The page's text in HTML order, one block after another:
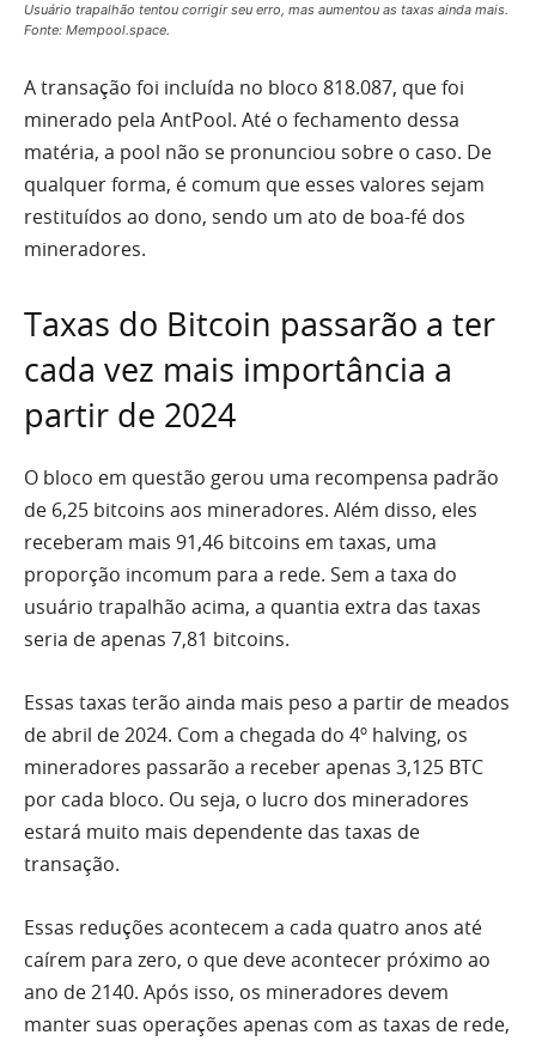
Usuário trapalhão tentou corrigir seu erro, mas aumentou as taxas ainda mais.
Fonte: Mempool.space.
A transação foi incluída no bloco 818.087, que foi
minerado pela AntPool. Até o fechamento dessa
matéria, a pool não se pronunciou sobre o caso. De
qualquer forma, é comum que esses valores sejam
restituídos ao dono, sendo um ato de boa-fé dos
mineradores.
Taxas do Bitcoin passarão a ter
cada vez mais importância a
partir de 2024
O bloco em questão gerou uma recompensa padrão
de 6,25 bitcoins aos mineradores. Além disso, eles
receberam mais 91,46 bitcoins em taxas, uma
proporção incomum para a rede. Sem a taxa do
usuário trapalhão acima, a quantia extra das taxas
seria de apenas 7,81 bitcoins.
Essas taxas terão ainda mais peso a partir de meados
de abril de 2024. Com a chegada do 4º halving, os
mineradores passarão a receber apenas 3,125 BTC
por cada bloco. Ou seja, o lucro dos mineradores
estará muito mais dependente das taxas de
transação.
Essas reduções acontecem a cada quatro anos até
caírem para zero, o que deve acontecer próximo ao
ano de 2140. Após isso, os mineradores devem
manter suas operações apenas com as taxas de rede,